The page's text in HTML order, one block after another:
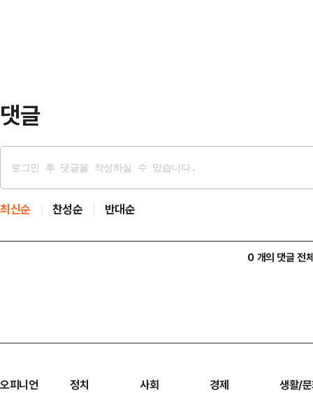
댓글
최신순 찬성순 반대순
0 개의 댓글 전
오피니언 정치 사회 경제 생활/